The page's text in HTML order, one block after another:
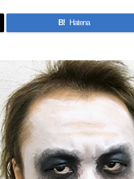
B! Hatena